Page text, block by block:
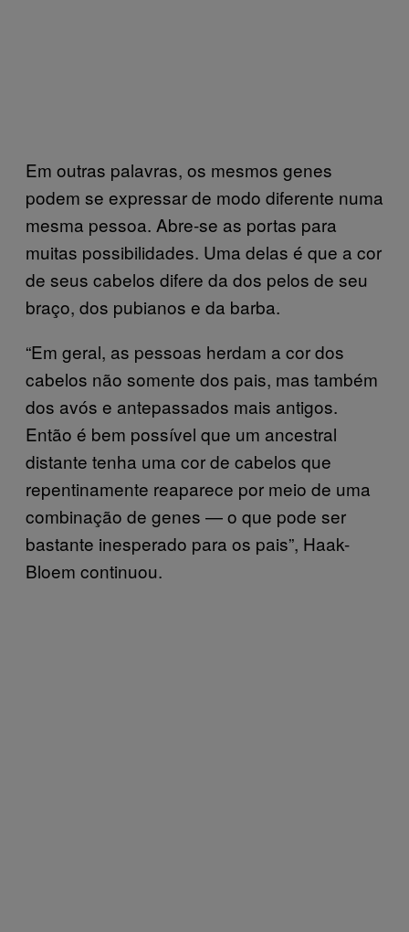
Em outras palavras, os mesmos genes
podem se expressar de modo diferente numa
mesma pessoa. Abre-se as portas para
muitas possibilidades. Uma delas é que a cor
de seus cabelos difere da dos pelos de seu
braço, dos pubianos e da barba.
“Em geral, as pessoas herdam a cor dos
cabelos não somente dos pais, mas também
dos avós e antepassados mais antigos.
Então é bem possível que um ancestral
distante tenha uma cor de cabelos que
repentinamente reaparece por meio de uma
combinação de genes — o que pode ser
bastante inesperado para os pais”, Haak-
Bloem continuou.